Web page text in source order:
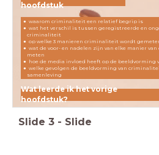
Wat leerde ik het vorige
hoofdstuk?
waarom criminaliteit een relatief begrip is
wat het verschil is tussen geregistreerde en
criminaliteit
op welke 3 manieren criminaliteit wordt
wat de voor- en nadelen zijn van elke manier
meten
hoe de media invloed heeft op de
welke gevolgen de beeldvorming van
samenleving
hoofdstuk
Slide 3 - Slide